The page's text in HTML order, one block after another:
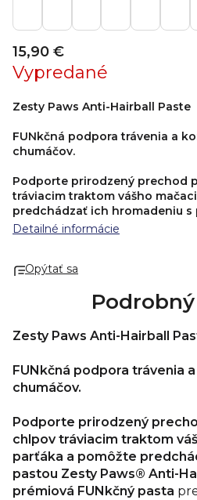
15,90 €
Vypredané
Zesty Paws Anti-Hairball Paste
FUNkčná podpora trávenia a
chumáčov.
Podporte prirodzený prechod
tráviacim traktom vášho
predchádzať ich hromadeniu s
Anti-Hairball Paste.
ingrediencie.
k prirodzenej funkcii trávenia,
vzhľad pokožky a srsti a pomáha
chlpatých chumáčov. Funkčné
navyše neodolateľnú chuť, ktorá
Detailné informácie
Opýtať sa
Zesty Paws Anti-Hairball
FUNkčná podpora trávenia
chumáčov.
Podporte prirodzený
chlpov tráviacim traktom
parťáka a pomôžte
pastou Zesty Paws® Anti-
prémiová FUNkčný pasta